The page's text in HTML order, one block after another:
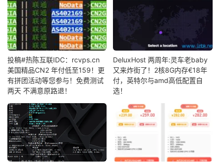
投稿#热陈互联IDC：rcvps.cn
美国精品CN2 年付低至159！更
有拼团活动等您参与！免费测试
两天 不满意原路退！
DeluxHost 两周年:灵车老baby
又来炸街了！2核8G内存€18年
付，英特尔与amd高低配置自
选！